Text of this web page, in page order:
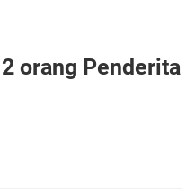
orang Penderita